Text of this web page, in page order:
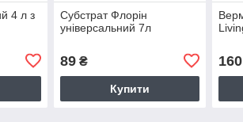
4 л з
Субстрат Флорін
універсальний 7л
89₴
Купити
160